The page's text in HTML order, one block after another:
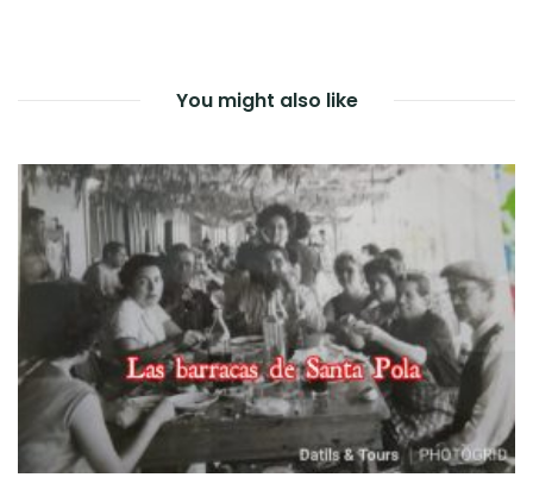
You might also like